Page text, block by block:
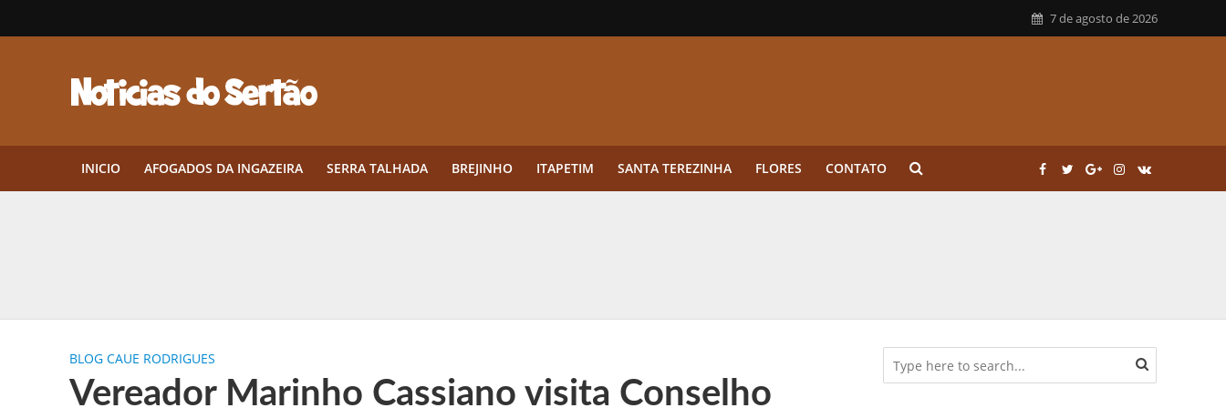
7 de agosto de 2026
INICIO AFOGADOS DA INGAZEIRA SERRA TALHADA BREJINHO ITAPETIM SANTA TEREZINHA FLORES CONTATO
Twin lança torneio semanal “Mestres das Rodadas” focado em multiplicadores
BLOG CAUE RODRIGUES
Vereador Marinho Cassiano visita Conselho